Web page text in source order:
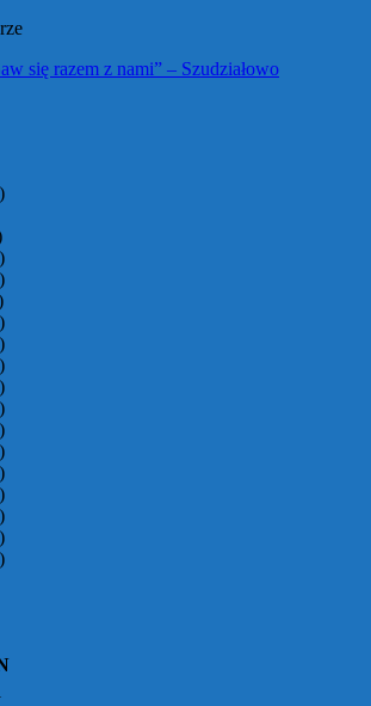
się razem z nami” – Szudziałowo